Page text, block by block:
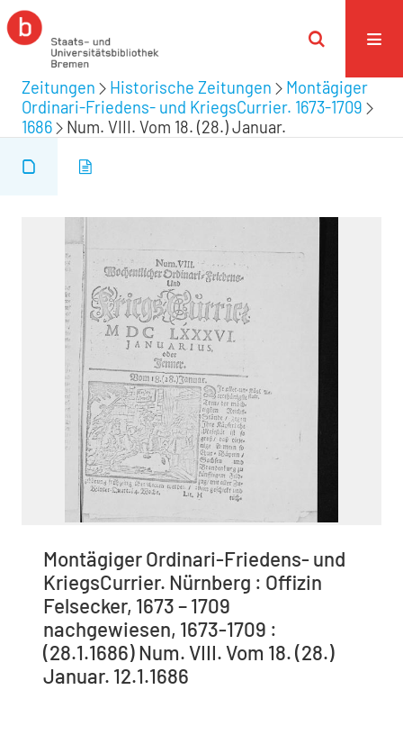
Zeitungen Historische Zeitungen
Montägiger
Ordinari-Friedens- und KriegsCurrier. 1673-1709
1686
Num. VIII. Vom 18. (28.) Januar.
Montägiger Ordinari-Friedens- und
KriegsCurrier. Nürnberg : Offizin
Felsecker, 1673 – 1709
nachgewiesen, 1673-1709 :
(28.1.1686) Num. VIII. Vom 18. (28.)
Januar. 12.1.1686